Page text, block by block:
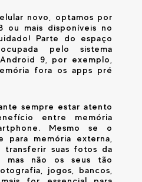
novo, optamos por
ou mais disponíveis no
Parte do espaço
pelo sistema
9, por exemplo,
fora os apps pré
sempre estar atento
entre memória
Mesmo se o
para memória externa,
suas fotos da
mas não os seus tão
jogos, bancos,